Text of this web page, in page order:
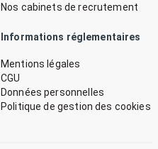
Nos cabinets de recrutement
Informations réglementaires
Mentions légales
CGU
Données personnelles
Politique de gestion des cookies